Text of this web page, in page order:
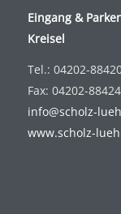
Eingang &
Kreisel
Tel.: 04202-
Fax: 04202-
info@scholz-
www.scholz-